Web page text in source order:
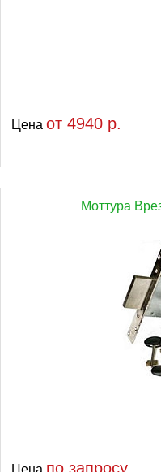
Цена от 4940 р.
Моттура
Цена по запросу